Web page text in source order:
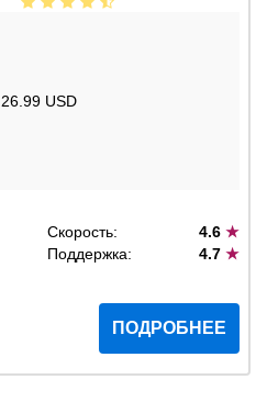
26.99 USD
Скорость: 4.6 ★
Поддержка: 4.7 ★
ПОДРОБНЕЕ